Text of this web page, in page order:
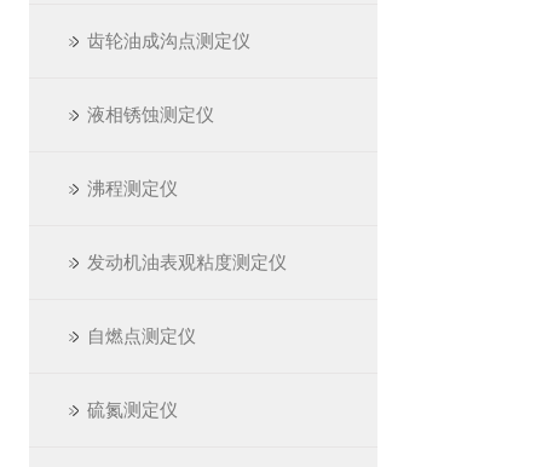
齿轮油成沟点测定仪
液相锈蚀测定仪
沸程测定仪
发动机油表观粘度测定仪
自燃点测定仪
硫氮测定仪